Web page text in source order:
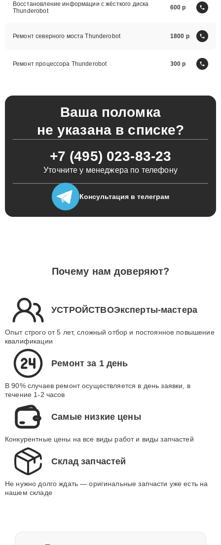
Восстановление информации с жёсткого диска
Thunderobot
600
Ремонт северного моста Thunderobot 1800
Ремонт процессора Thunderobot 300
Ваша поломка
не указана в списке?
+7 (495) 023-83-23
Уточните у менеджера по телефону
Консультация в телеграм
Почему нам доверяют?
УСТРОЙСТВОЭксперты-мастера
Опыт строго от 5 лет, сложный отбор и постоянное повышение
квалификации
Ремонт за 1 день
В 90% случаев ремонт осуществляется в день заявки, в
течение 1-2 часов
Самые низкие цены
Конкурентные цены на все виды работ и виды запчастей
Склад запчастей
Не нужно долго ждать — оригинальные запчасти уже есть на
нашем складе